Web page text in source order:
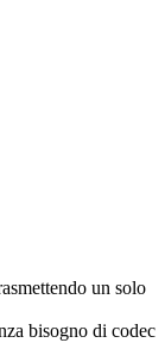
un solo
bisogno di codec